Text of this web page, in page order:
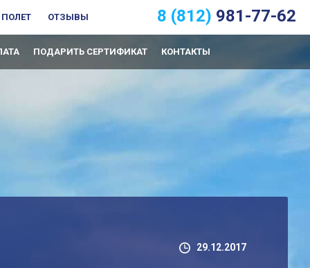
8 (812) 981-77-62
ОТЗЫВЫ
ПОДАРИТЬ СЕРТИФИКАТ КОНТАКТЫ
29.12.2017